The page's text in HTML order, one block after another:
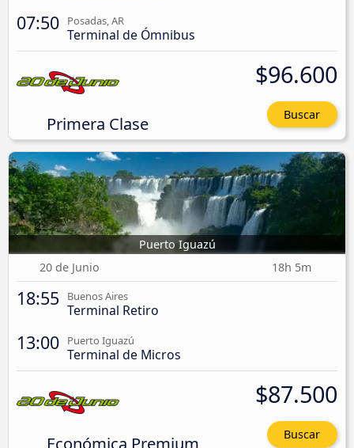
07:50 Posadas, AR
Terminal de Ómnibus
Primera Clase
$96.600
Buscar
Puerto Iguazú
20 de Junio
18h 5m
18:55 Buenos Aires
Terminal Retiro
13:00 Puerto Iguazú
Terminal de Micros
$87.500
Buscar